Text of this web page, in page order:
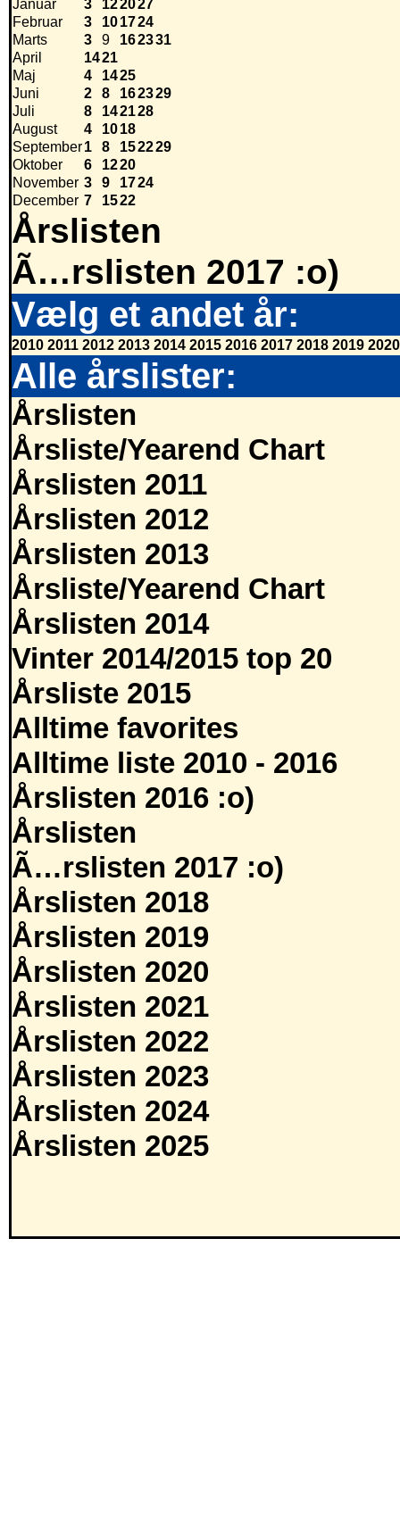
Januar 3 122027
Februar
3 101724
Marts
3 9 162331
April
1421
Maj
4 1425
Juni
2 8 162329
Juli
8 142128
August
4 1018
September1 8 152229
Oktober
6 1220
November 3 9 1724
December 7 1522
Årslisten
Ã…rslisten 2017 :o)
Vælg et andet år:
2010 2011 2012 2013 2014 2015 2016 2017 2018 2019 2020
Alle årslister:
Årslisten
Årsliste/Yearend Chart
Årslisten 2011
Årslisten 2012
Årslisten 2013
Årsliste/Yearend Chart
Årslisten 2014
Vinter 2014/2015 top 20
Årsliste 2015
Alltime favorites
Alltime liste 2010 - 2016
Årslisten 2016 :o)
Årslisten
Ã…rslisten 2017 :o)
Årslisten 2018
Årslisten 2019
Årslisten 2020
Årslisten 2021
Årslisten 2022
Årslisten 2023
Årslisten 2024
Årslisten 2025